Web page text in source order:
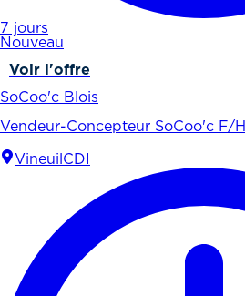
7 jours
Nouveau
Voir l'offre
SoCoo'c Blois
Vendeur-Concepteur SoCoo'c F/H
Vineuil CDI